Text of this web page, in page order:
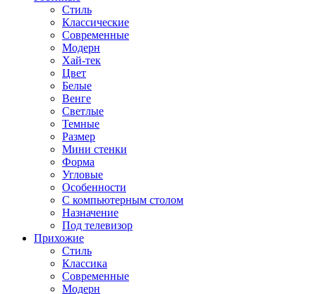
Стиль
Классические
Современные
Модерн
Хай-тек
Цвет
Белые
Венге
Светлые
Темные
Размер
Мини стенки
Форма
Угловые
Особенности
С компьютерным столом
Назначение
Под телевизор
Прихожие
Стиль
Классика
Современные
Модерн